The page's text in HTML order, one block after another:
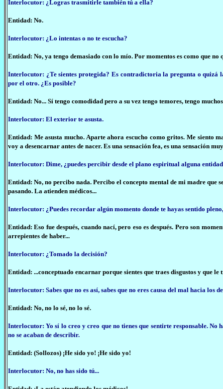
Interlocutor: ¿Logras trasmitirle también tú a ella?
Entidad: No.
Interlocutor: ¿Lo intentas o no te escucha?
Entidad: No, ya tengo demasiado con lo mío. Por momentos es como que
Interlocutor: ¿Te sientes protegida? Es contradictoria la pregunta o quizá
por el otro. ¿Es posible?
Entidad: No... Sí tengo comodidad pero a su vez tengo temores, tengo
Interlocutor: El exterior te asusta.
Entidad: Me asusta mucho. Aparte ahora escucho como gritos. Me siento
voy a desencarnar antes de nacer. Es una sensación fea, es una sensación
Interlocutor: Dime, ¿puedes percibir desde el plano espiritual alguna
Entidad: No, no percibo nada. Percibo el concepto mental de mi madre que
pasando. La atienden médicos...
Interlocutor: ¿Puedes recordar algún momento donde te hayas sentido
Entidad: Eso fue después, cuando nací, pero eso es después. Pero son
arrepientes de haber...
Interlocutor: ¿Tomado la decisión?
Entidad: ...conceptuado encarnar porque sientes que traes disgustos y que
Interlocutor: Sabes que no es así, sabes que no eres causa del mal hacia los
Entidad: No, no lo sé, no lo sé.
Interlocutor: Yo sí lo creo y creo que no tienes que sentirte responsable. No
no se acaban de describir.
Entidad: (Sollozos) ¡He sido yo! ¡He sido yo!
Interlocutor: No, no has sido tú...